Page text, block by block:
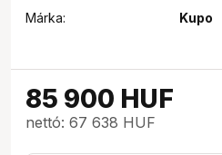
Márka:
Kupo
85 900 HUF
nettó: 67 638 HUF